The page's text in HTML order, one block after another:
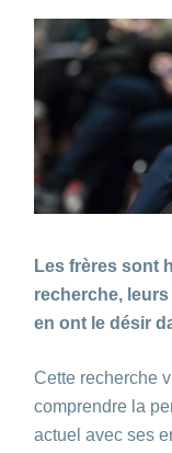
Les frères sont
recherche,
en ont le désir
Cette recherche
comprendre la
actuel avec ses